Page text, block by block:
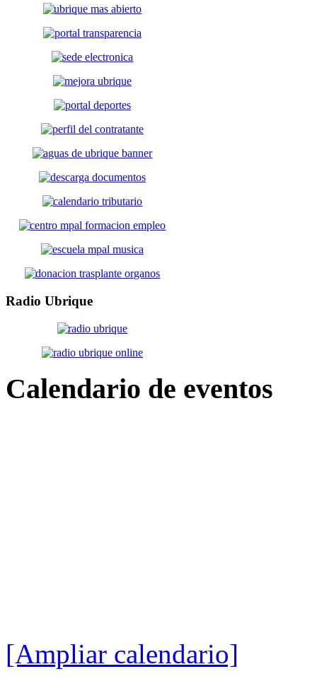
Radio Ubrique
Calendario de eventos
[Ampliar calendario]